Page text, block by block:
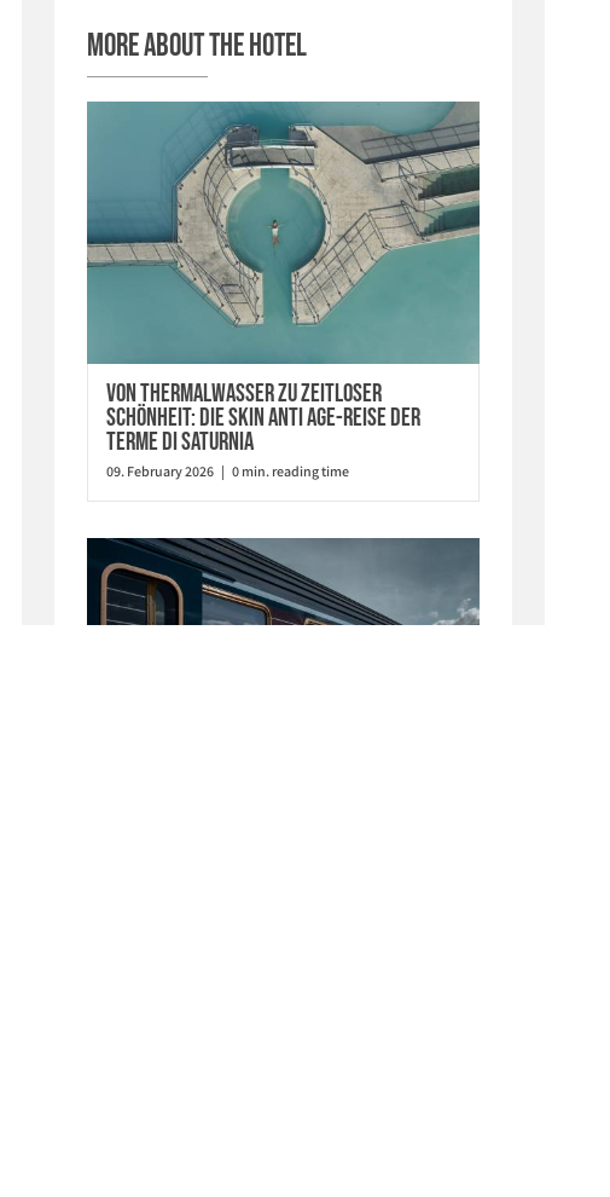
More about the hotel
Von Thermalwasser zu zeitloser
Schönheit: Die Skin Anti Age-Reise der
Terme di Saturnia
09. February 2026 | 0 min. reading time